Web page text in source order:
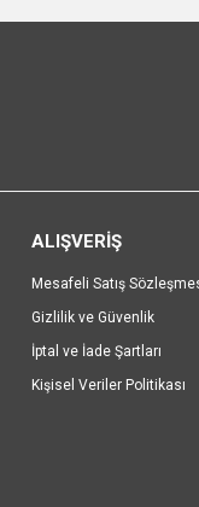
ALIŞVERİŞ
Mesafeli Satış
Gizlilik ve Güvenlik
İptal ve İade Şartları
Kişisel Veriler Politikası